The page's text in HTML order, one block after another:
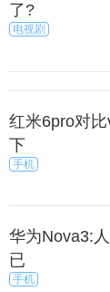
了?
电视剧
红米6pro对
下
手机
华为Nova3:
已
手机